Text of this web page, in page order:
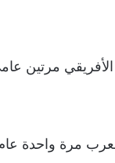
مرتين عامي 2000
مرة واحدة عام: